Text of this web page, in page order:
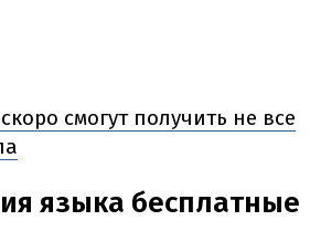
смогут получить не все
языка бесплатные